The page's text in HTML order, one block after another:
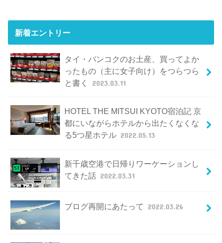
新着エントリー
タイ・バンコクのお土産、買ってよか
ったもの（主に女子向け）をつらつら
と書く
2023.03.11
HOTEL THE MITSUI KYOTO宿泊記 京
都にいながらホテルから出たくなくな
る5つ星ホテル 2022.05.13
新千歳空港で日帰りワーケーションし
てきた話 2022.03.31
ブログ再開にあたって 2022.03.26